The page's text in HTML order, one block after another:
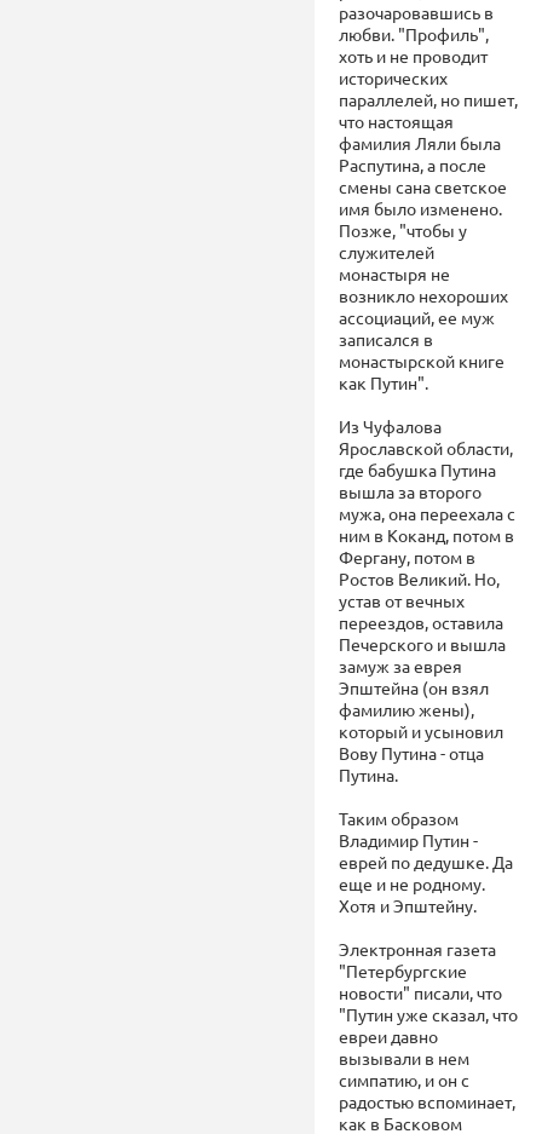
разочаровавшись в
любви. "Профиль",
хоть и не проводит
исторических
параллелей, но пишет,
что настоящая
фамилия Ляли была
Распутина, а после
смены сана светское
имя было изменено.
Позже, "чтобы у
служителей
монастыря не
возникло нехороших
ассоциаций, ее муж
записался в
монастырской книге
как Путин".
Из Чуфалова
Ярославской области,
где бабушка Путина
вышла за второго
мужа, она переехала с
ним в Коканд, потом в
Фергану, потом в
Ростов Великий. Но,
устав от вечных
переездов, оставила
Печерского и вышла
замуж за еврея
Эпштейна (он взял
фамилию жены),
который и усыновил
Вову Путина - отца
Путина.
Таким образом
Владимир Путин -
еврей по дедушке. Да
еще и не родному.
Хотя и Эпштейну.
Электронная газета
"Петербургские
новости" писали, что
"Путин уже сказал, что
евреи давно
вызывали в нем
симпатию, и он с
радостью вспоминает,
как в Басковом